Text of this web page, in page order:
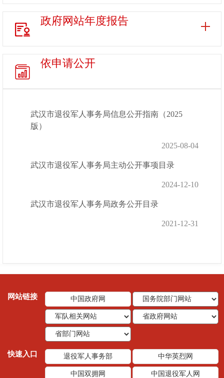
政府网站年度报告
依申请公开
武汉市退役军人事务局信息公开指南（2025
版）
2025-08-04
武汉市退役军人事务局主动公开事项目录
2024-12-10
武汉市退役军人事务局政务公开目录
2021-12-31
网站链接 中国政府网
快速入口 退役军人事务部 中华英烈网
中国双拥网 中国退役军人网